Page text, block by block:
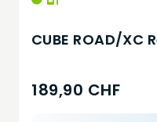
CUBE ROAD/XC
189,90 CHF